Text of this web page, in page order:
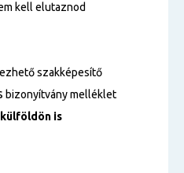
kell elutaznod
szakképesítő
bizonyítvány melléklet
is